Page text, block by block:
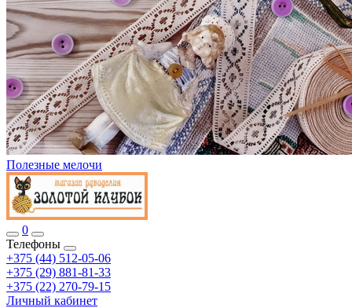
Полезные мелочи
0
Телефоны
+375 (44) 512-05-06
+375 (29) 881-81-33
+375 (22) 270-79-15
Личный кабинет